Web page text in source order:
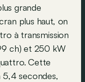
grande
plus haut, on
à transmission
ch) et 250 kW
Cette
secondes,